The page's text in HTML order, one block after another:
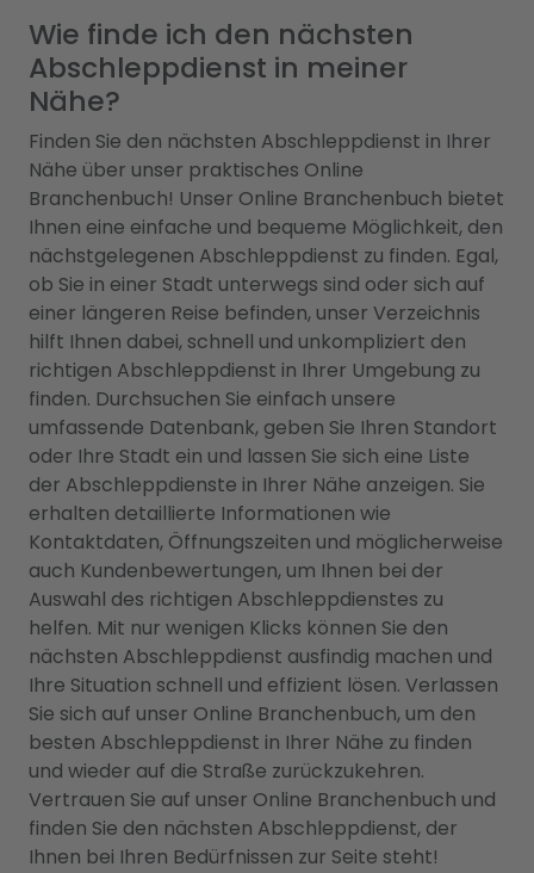
Wie finde ich den nächsten
Abschleppdienst in meiner
Nähe?
Finden Sie den nächsten Abschleppdienst in Ihrer
Nähe über unser praktisches Online
Branchenbuch! Unser Online Branchenbuch bietet
Ihnen eine einfache und bequeme Möglichkeit, den
nächstgelegenen Abschleppdienst zu finden. Egal,
ob Sie in einer Stadt unterwegs sind oder sich auf
einer längeren Reise befinden, unser Verzeichnis
hilft Ihnen dabei, schnell und unkompliziert den
richtigen Abschleppdienst in Ihrer Umgebung zu
finden. Durchsuchen Sie einfach unsere
umfassende Datenbank, geben Sie Ihren Standort
oder Ihre Stadt ein und lassen Sie sich eine Liste
der Abschleppdienste in Ihrer Nähe anzeigen. Sie
erhalten detaillierte Informationen wie
Kontaktdaten, Öffnungszeiten und möglicherweise
auch Kundenbewertungen, um Ihnen bei der
Auswahl des richtigen Abschleppdienstes zu
helfen. Mit nur wenigen Klicks können Sie den
nächsten Abschleppdienst ausfindig machen und
Ihre Situation schnell und effizient lösen. Verlassen
Sie sich auf unser Online Branchenbuch, um den
besten Abschleppdienst in Ihrer Nähe zu finden
und wieder auf die Straße zurückzukehren.
Vertrauen Sie auf unser Online Branchenbuch und
finden Sie den nächsten Abschleppdienst, der
Ihnen bei Ihren Bedürfnissen zur Seite steht!